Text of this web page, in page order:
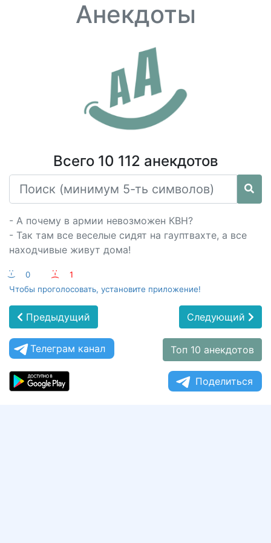
Анекдоты
Всего 10 112 анекдотов
- А почему в армии невозможен КВН?
- Так там все веселые сидят на гауптвахте, а все
находчивые живут дома!
:-) 0 :-(
1
Чтобы проголосовать, установите приложение!
Предыдущий Следующий
Телеграм канал Топ 10 анекдотов
Поделиться